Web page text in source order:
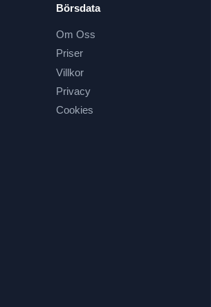
Börsdata
Om Oss
Priser
Villkor
Privacy
Cookies